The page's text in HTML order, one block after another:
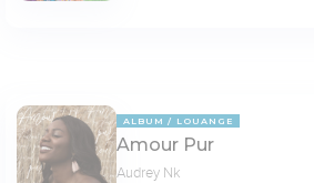
ALBUM LOUANGE
Amour Pur
Audrey Nk